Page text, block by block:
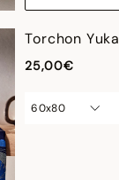
Torchon
25,00€
60x80